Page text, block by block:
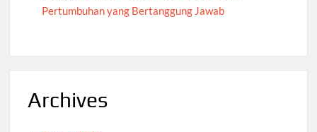
Pertumbuhan yang Bertanggung Jawab
Archives